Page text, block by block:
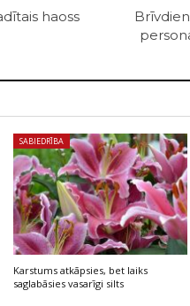
haoss
SABIEDRĪBA
Karstums atkāpsies, bet laiks
saglabāsies vasarīgi silts